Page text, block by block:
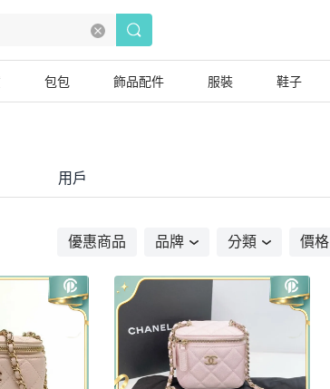
包包 飾品配件 服裝 鞋子
用戶
優惠商品 品牌 分類 價格